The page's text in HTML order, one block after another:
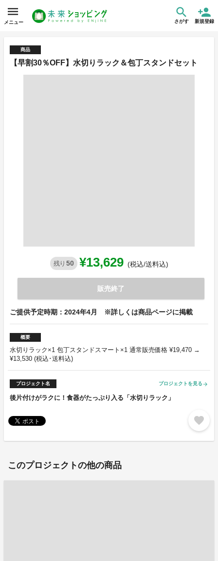
メニュー さがす 新規登録
商品
【早割30％OFF】水切りラック＆包丁スタンドセット
残り 50 ¥13,629 (税込/送料込)
販売終了
ご提供予定時期：2024年4月 ※詳しくは商品ページに掲載
概要
水切りラック×1 包丁スタンドスマート×1 通常販売価格 ¥19,470 →
¥13,530 (税込･送料込)
プロジェクト名 プロジェクトを見る arrow_forward
後片付けがラクに！食器がたっぷり入る「水切りラック」
favorite
このプロジェクトの他の商品